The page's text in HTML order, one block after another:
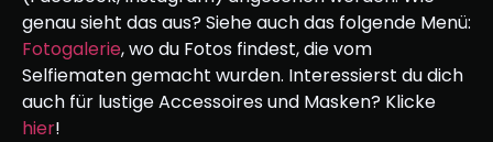
genau sieht das aus? Siehe auch das folgende Menü:
Fotogalerie, wo du Fotos findest, die vom
Selfiematen gemacht wurden. Interessierst du dich
auch für lustige Accessoires und Masken? Klicke
hier!